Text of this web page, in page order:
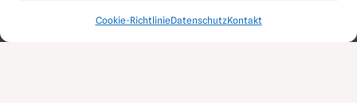
Cookie-RichtlinieDatenschutzKontakt
Über dem Dieterstedter Bache 1 • 99510 Apolda